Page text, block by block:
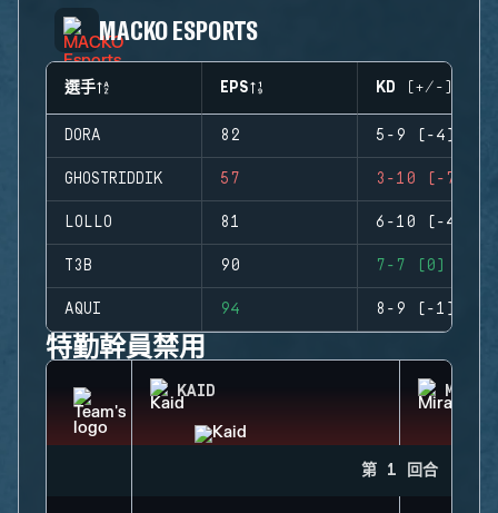
MACKO ESPORTS
選手 EPS KD (+/-)
DORA 82 5-9 (-4)
GHOSTRIDDIK 57 3-10 (-7)
LOLLO 81 6-10 (-4)
T3B 90 7-7 (0)
AQUI 94 8-9 (-1)
特勤幹員禁用
KAID MIRA
第 1 回合